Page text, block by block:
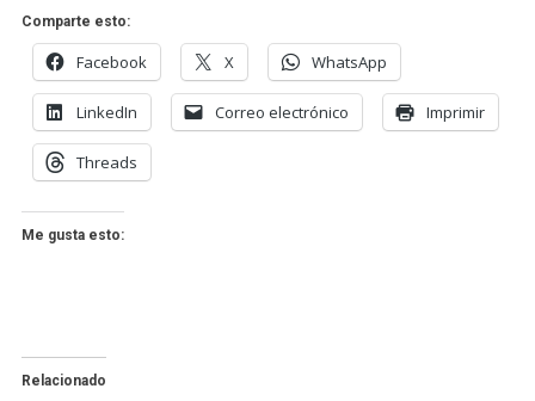
Comparte esto:
Facebook X WhatsApp
LinkedIn Correo electrónico Imprimir
Threads
Me gusta esto:
Relacionado